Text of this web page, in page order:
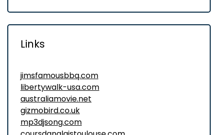
Links
jimsfamousbbq.com
libertywalk-usa.com
australiamovie.net
gizmobird.co.uk
mp3djsong.com